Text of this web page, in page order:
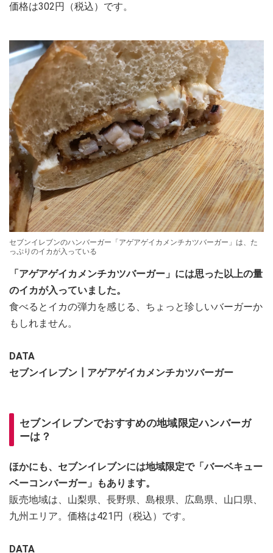
価格は302円（税込）です。
セブンイレブンのハンバーガー「アゲアゲイカメンチカツバーガー」は、た
っぷりのイカが入っている
「アゲアゲイカメンチカツバーガー」には思った以上の量
のイカが入っていました。
食べるとイカの弾力を感じる、ちょっと珍しいバーガーか
もしれません。
DATA
セブンイレブン┃アゲアゲイカメンチカツバーガー
セブンイレブンでおすすめの地域限定ハンバーガ
ーは？
ほかにも、セブンイレブンには地域限定で「バーベキュー
ベーコンバーガー」もあります。
販売地域は、山梨県、長野県、島根県、広島県、山口県、
九州エリア。価格は421円（税込）です。
DATA